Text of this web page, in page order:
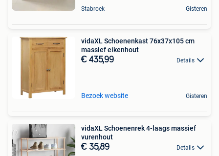
Stabroek Gisteren
vidaXL Schoenenkast 76x37x105 cm
massief eikenhout
€ 435,99 Details
Bezoek website Gisteren
vidaXL Schoenenrek 4-laags massief
vurenhout
€ 35,89 Details